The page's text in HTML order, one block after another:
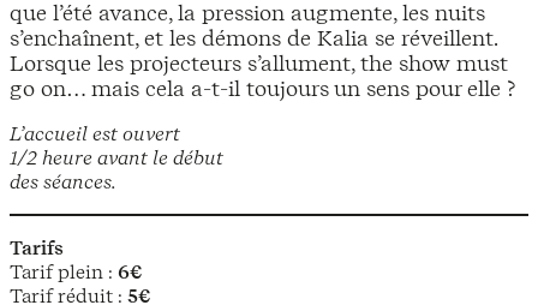
L’accueil est ouvert
1/2 heure avant le début
des séances.
Tarifs
Tarif plein : 6€
Tarif réduit : 5€
que l’été avance, la pression augmente, les nuits
s’enchaînent, et les démons de Kalia se réveillent.
Lorsque les projecteurs s’allument, the show must
go on… mais cela a-t-il toujours un sens pour elle ?